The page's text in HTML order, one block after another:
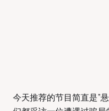
今天推荐的节目简直是”